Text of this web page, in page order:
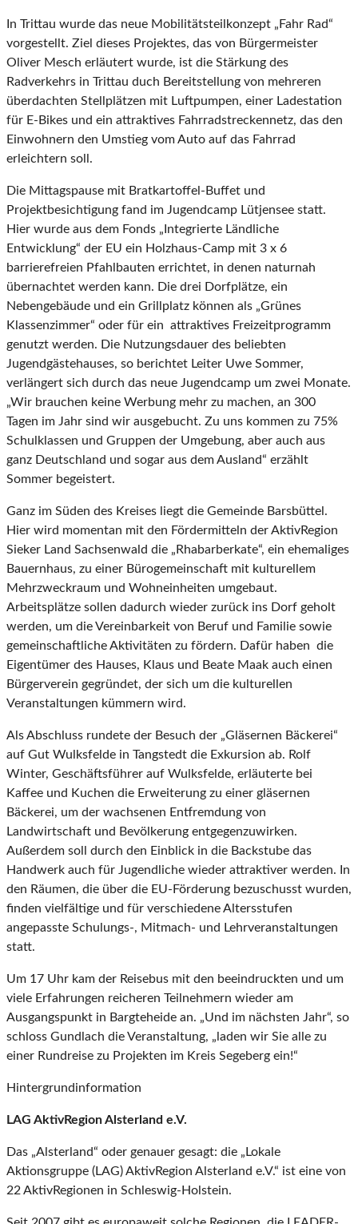
In Trittau wurde das neue Mobilitätsteilkonzept „Fahr Rad“
vorgestellt. Ziel dieses Projektes, das von Bürgermeister
Oliver Mesch erläutert wurde, ist die Stärkung des
Radverkehrs in Trittau duch Bereitstellung von mehreren
überdachten Stellplätzen mit Luftpumpen, einer Ladestation
für E-Bikes und ein attraktives Fahrradstreckennetz, das den
Einwohnern den Umstieg vom Auto auf das Fahrrad
erleichtern soll.
Die Mittagspause mit Bratkartoffel-Buffet und
Projektbesichtigung fand im Jugendcamp Lütjensee statt.
Hier wurde aus dem Fonds „Integrierte Ländliche
Entwicklung“ der EU ein Holzhaus-Camp mit 3 x 6
barrierefreien Pfahlbauten errichtet, in denen naturnah
übernachtet werden kann. Die drei Dorfplätze, ein
Nebengebäude und ein Grillplatz können als „Grünes
Klassenzimmer“ oder für ein attraktives Freizeitprogramm
genutzt werden. Die Nutzungsdauer des beliebten
Jugendgästehauses, so berichtet Leiter Uwe Sommer,
verlängert sich durch das neue Jugendcamp um zwei Monate.
„Wir brauchen keine Werbung mehr zu machen, an 300
Tagen im Jahr sind wir ausgebucht. Zu uns kommen zu 75%
Schulklassen und Gruppen der Umgebung, aber auch aus
ganz Deutschland und sogar aus dem Ausland“ erzählt
Sommer begeistert.
Ganz im Süden des Kreises liegt die Gemeinde Barsbüttel.
Hier wird momentan mit den Fördermitteln der AktivRegion
Sieker Land Sachsenwald die „Rhabarberkate“, ein ehemaliges
Bauernhaus, zu einer Bürogemeinschaft mit kulturellem
Mehrzweckraum und Wohneinheiten umgebaut.
Arbeitsplätze sollen dadurch wieder zurück ins Dorf geholt
werden, um die Vereinbarkeit von Beruf und Familie sowie
gemeinschaftliche Aktivitäten zu fördern. Dafür haben die
Eigentümer des Hauses, Klaus und Beate Maak auch einen
Bürgerverein gegründet, der sich um die kulturellen
Veranstaltungen kümmern wird.
Als Abschluss rundete der Besuch der „Gläsernen Bäckerei“
auf Gut Wulksfelde in Tangstedt die Exkursion ab. Rolf
Winter, Geschäftsführer auf Wulksfelde, erläuterte bei
Kaffee und Kuchen die Erweiterung zu einer gläsernen
Bäckerei, um der wachsenen Entfremdung von
Landwirtschaft und Bevölkerung entgegenzuwirken.
Außerdem soll durch den Einblick in die Backstube das
Handwerk auch für Jugendliche wieder attraktiver werden. In
den Räumen, die über die EU-Förderung bezuschusst wurden,
finden vielfältige und für verschiedene Altersstufen
angepasste Schulungs-, Mitmach- und Lehrveranstaltungen
statt.
Um 17 Uhr kam der Reisebus mit den beeindruckten und um
viele Erfahrungen reicheren Teilnehmern wieder am
Ausgangspunkt in Bargteheide an. „Und im nächsten Jahr“, so
schloss Gundlach die Veranstaltung, „laden wir Sie alle zu
einer Rundreise zu Projekten im Kreis Segeberg ein!“
Hintergrundinformation
LAG AktivRegion Alsterland e.V.
Das „Alsterland“ oder genauer gesagt: die „Lokale
Aktionsgruppe (LAG) AktivRegion Alsterland e.V.“ ist eine von
22 AktivRegionen in Schleswig-Holstein.